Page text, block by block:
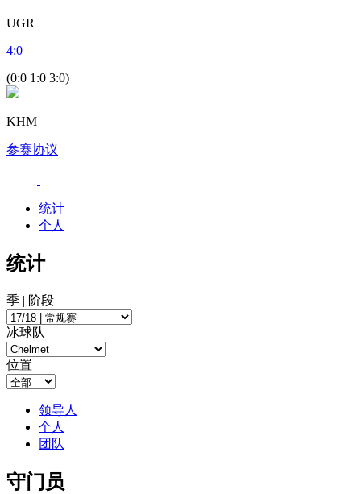
UGR
4:0
(0:0 1:0 3:0)
KHM
参赛协议
统计
个人
统计
季 | 阶段
冰球队
位置
领导人
个人
团队
守门员